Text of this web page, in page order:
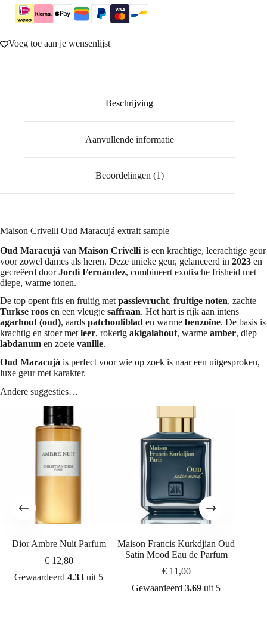
Voeg toe aan je wensenlijst
Beschrijving
Aanvullende informatie
Beoordelingen (1)
Maison Crivelli Oud Maracujá extrait sample
Oud Maracujá van Maison Crivelli is een krachtige, leerachtige geur
voor zowel dames als heren. Deze unieke geur, gelanceerd in 2023 en
gecreëerd doorJordi Fernández, combineert exotische frisheid met
diepe, warme tonen.
De top opent fris en fruitig metpassievrucht, fruitige noten, zachte
Turkse roos en een vleugje saffraan. Het hart is rijk aan intens
agarhout (oud), aards patchouliblad en warme benzoïne. De basis is
krachtig en stoer metleer, rokerig akigalahout, warme amber, diep
labdanum en zoete vanille.
Oud Maracujá is perfect voor wie op zoek is naar een uitgesproken,
luxe geur met karakter.
Andere suggesties…
Dior Ambre Nuit Parfum
€12,80
Gewaardeerd4.33 uit 5
Maison Francis Kurkdjian Oud
Satin Mood Eau de Parfum
€11,00
Gewaardeerd3.69 uit 5